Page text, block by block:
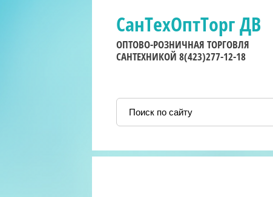
СанТехОптТорг ДВ
ОПТОВО-РОЗНИЧНАЯ ТОРГОВЛЯ
САНТЕХНИКОЙ 8(423)277-12-18